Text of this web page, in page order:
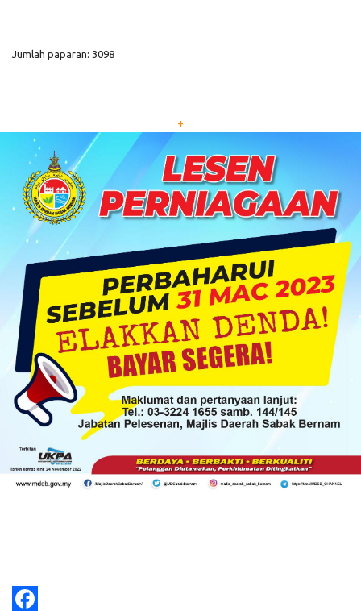
Jumlah paparan: 3098
+